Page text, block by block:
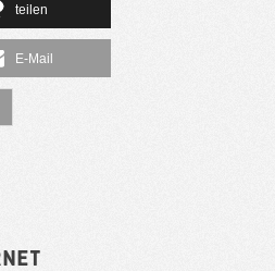
teilen
E-Mail